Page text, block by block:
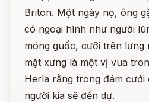
Briton. Một ngày nọ, ông
có ngoại hình như người
móng guốc, cưỡi trên lưng
mặt xưng là một vị vua
Herla rằng trong đám cưới
người kia sẽ đến dự.